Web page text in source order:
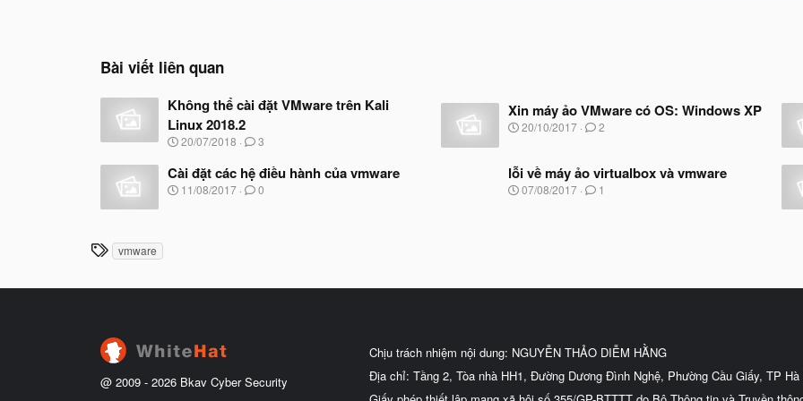
Bài viết liên quan
Không thể cài đặt VMware trên Kali
Linux 2018.2
N
à
y
b
20/07/2018 3
Xin máy ảo VMware có OS: Windows XP
N
y
b
ắ
20/10/2017 2
Cài đặt các hệ điều hành của vmware
N
đ
11/08/2017 0
lỗi về máy ảo virtualbox và vmware
N
đ
07/08/2017 1
T
ẻ
vmware
@ 2009 - 2026 Bkav Cyber Security
Chịu trách nhiệm nội dung: NGUYỄN THẢO DIỄM HẰNG
Địa chỉ: Tầng 2, Tòa nhà HH1, Đường Dương Đình Nghệ, Phường Cầu Giấy, TP Hà